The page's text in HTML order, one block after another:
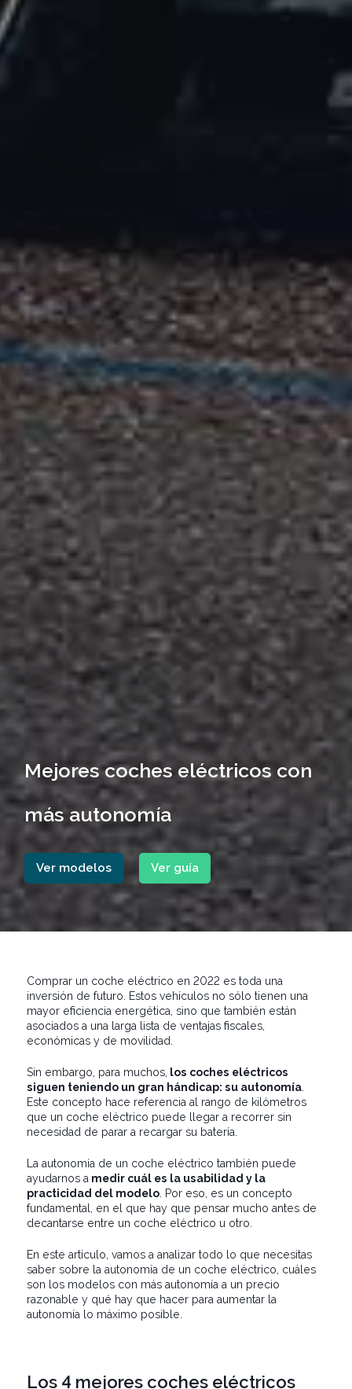
Mejores coches eléctricos con
más autonomía
Ver modelos Ver guía
Comprar un coche eléctrico en 2022 es toda una
inversión de futuro. Estos vehículos no sólo tienen una
mayor eficiencia energética, sino que también están
asociados a una larga lista de ventajas fiscales,
económicas y de movilidad.
Sin embargo, para muchos, los coches eléctricos
siguen teniendo un gran hándicap: su autonomía
Este concepto hace referencia al rango de kilómetros
que un coche eléctrico puede llegar a recorrer sin
necesidad de parar a recargar su batería.
La autonomía de un coche eléctrico también puede
ayudarnos a medir cuál es la usabilidad y la
practicidad del modelo . Por eso, es un concepto
fundamental, en el que hay que pensar mucho antes de
decantarse entre un coche eléctrico u otro.
En este artículo, vamos a analizar todo lo que necesitas
saber sobre la autonomía de un coche eléctrico, cuáles
son los modelos con más autonomía a un precio
razonable y qué hay que hacer para aumentar la
autonomía lo máximo posible.
Los 4 mejores coches eléctricos